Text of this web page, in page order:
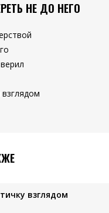
НЕ ДО НЕГО
взглядом